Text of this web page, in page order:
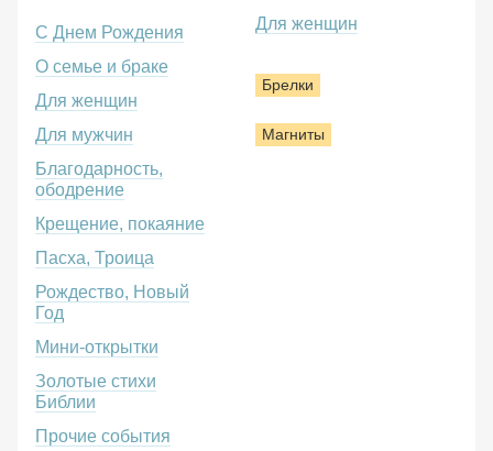
С Днем Рождения
О семье и браке
Для женщин
Для мужчин
Благодарность,
ободрение
Крещение, покаяние
Пасха, Троица
Рождество, Новый
Год
Мини-открытки
Золотые стихи
Библии
Прочие события
Для женщин
Брелки
Магниты